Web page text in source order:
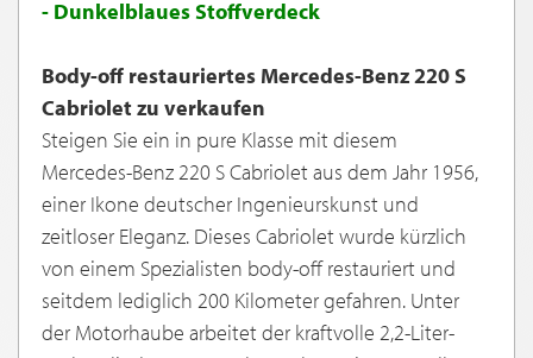
- Dunkelblaues Stoffverdeck
Body-off restauriertes Mercedes-Benz 220 S
Cabriolet zu verkaufen
Steigen Sie ein in pure Klasse mit diesem
Mercedes-Benz 220 S Cabriolet aus dem Jahr 1956,
einer Ikone deutscher Ingenieurskunst und
zeitloser Eleganz. Dieses Cabriolet wurde kürzlich
von einem Spezialisten body-off restauriert und
seitdem lediglich 200 Kilometer gefahren. Unter
der Motorhaube arbeitet der kraftvolle 2,2-Liter-